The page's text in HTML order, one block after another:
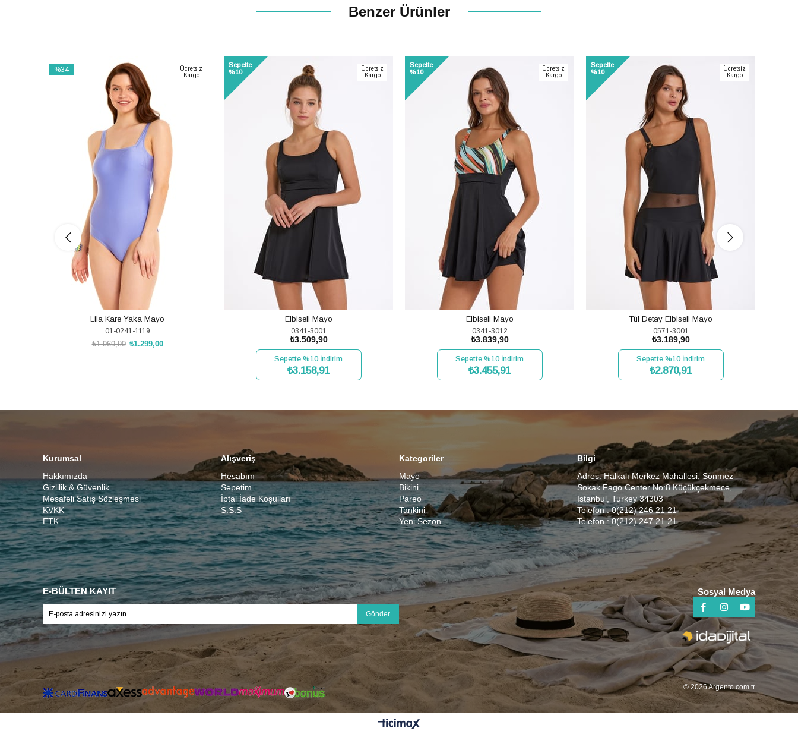
Benzer Ürünler
%34
Ücretsiz
Kargo
Lila Kare Yaka Mayo
01-0241-1119
₺1.299,00
₺1.969,90
Sepette
%10
Ücretsiz
Kargo
Elbiseli Mayo
0341-3001
₺3.509,90
Sepette %10 İndirim
₺3.158,91
Sepette
%10
Ücretsiz
Kargo
Elbiseli Mayo
0341-3012
₺3.839,90
Sepette %10 İndirim
₺3.455,91
SEPETE EKLE
Sepette
%10
Ücretsiz
Kargo
Tül Detay Elbiseli Mayo
0571-3001
₺3.189,90
Sepette %10 İndirim
₺2.870,91
Kurumsal
Hakkımızda
Gizlilik & Güvenlik
Mesafeli Satış Sözleşmesi
KVKK
ETK
Alışveriş
Hesabım
Sepetim
İptal İade Koşulları
S.S.S
Kategoriler
Mayo
Bikini
Pareo
Tankini
Yeni Sezon
Bilgi
Adres: Halkalı Merkez Mahallesi, Sönmez
Sokak Fago Center No:8 Küçükçekmece,
Istanbul, Turkey 34303
Telefon : 0(212) 246 21 21
Telefon : 0(212) 247 21 21
E-BÜLTEN KAYIT
Gönder
Sosyal Medya
© 2026 Argento.com.tr